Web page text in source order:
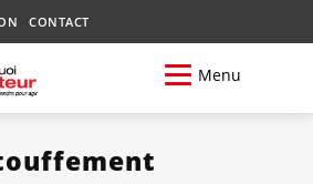
CONTACT
Menu